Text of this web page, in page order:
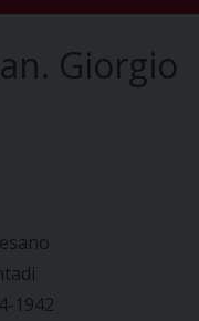
Giorgio
1942